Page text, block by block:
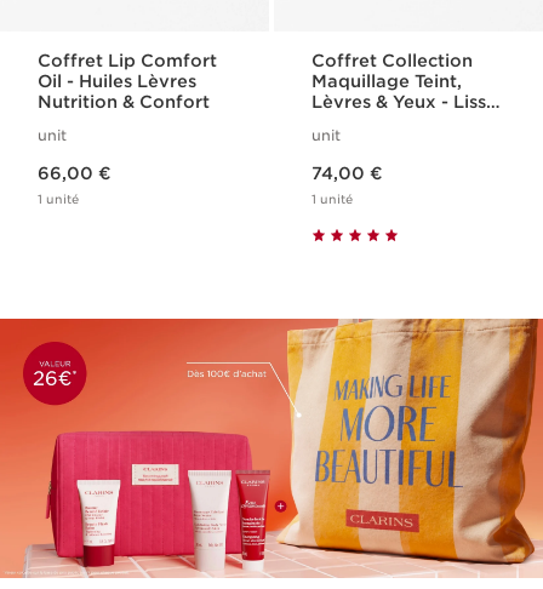
Coffret Lip Comfort
Oil - Huiles Lèvres
Nutrition & Confort
unit
66,00 €
1 unité
Coffret Collection
Maquillage Teint,
Lèvres & Yeux - Lisse
Comblante
unit
74,00 €
1 unité